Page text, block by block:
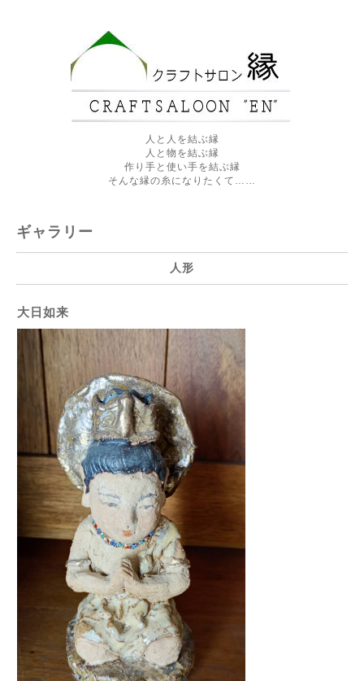
人と人を結ぶ縁
人と物を結ぶ縁
作り手と使い手を結ぶ縁
そんな縁の糸になりたくて……
ギャラリー
人形
大日如来